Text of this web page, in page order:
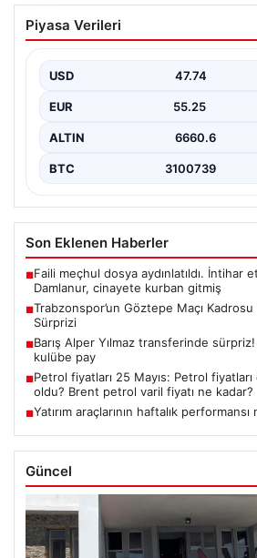
Trabzonspor’un Göztepe
Netleşti: Salah Sürprizi
veda edeceği jübile maçında yarın
paylaşacak.…
Piyasa Verileri
USD 47.74
EUR 55.25
ALTIN 6660.6
BTC 3100739
Son Eklenen Haberler
■Faili meçhul dosya aydınlatıldı. İntihar
Damlanur, cinayete kurban gitmiş
■Trabzonspor’un Göztepe Maçı
Sürprizi
■Barış Alper Yılmaz transferinde sürpriz!
kulübe pay
■Petrol fiyatları 25 Mayıs: Petrol
oldu? Brent petrol varil fiyatı ne kadar?
■Yatırım araçlarının haftalık performansı
Güncel